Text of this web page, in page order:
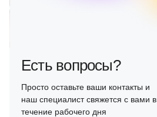
Есть вопросы?
Просто оставьте ваши контакты и
наш специалист свяжется с вами в
течение рабочего дня